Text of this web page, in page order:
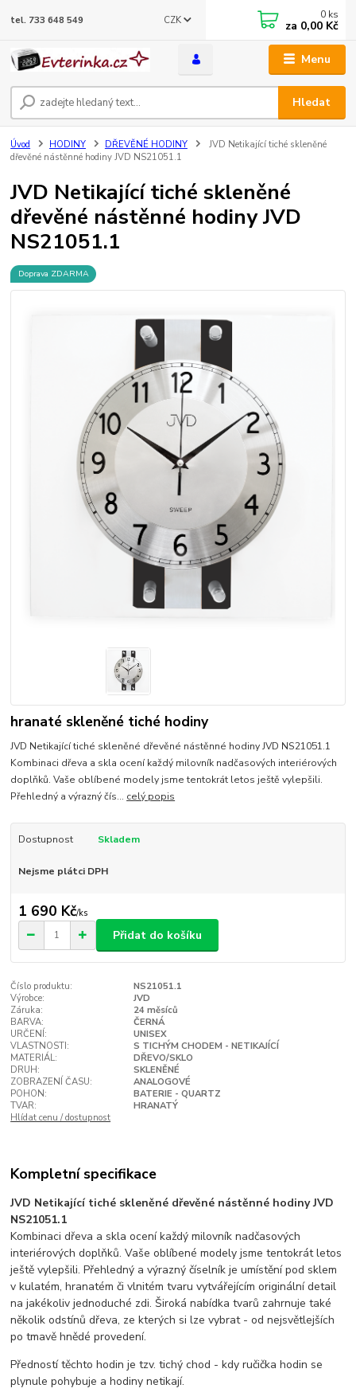
Menu
CZK
Hledat
tel. 733 648 549 0 ks
za 0,00 Kč
Úvod HODINY DŘEVĚNÉ HODINY
JVD Netikající tiché skleněné
dřevěné nástěnné hodiny JVD NS21051.1
JVD Netikající tiché skleněné
dřevěné nástěnné hodiny JVD
NS21051.1
Doprava ZDARMA
hranaté skleněné tiché hodiny
JVD Netikající tiché skleněné dřevěné nástěnné hodiny JVD NS21051.1
Kombinaci dřeva a skla ocení každý milovník nadčasových interiérových
doplňků. Vaše oblíbené modely jsme tentokrát letos ještě vylepšili.
Přehledný a výrazný čís... celý popis
Dostupnost Skladem
Nejsme plátci DPH
1 690 Kč/ks
Přidat do košíku
Číslo produktu:
NS21051.1
Výrobce:
JVD
Záruka:
24 měsíců
BARVA:
ČERNÁ
URČENÍ:
UNISEX
VLASTNOSTI:
S TICHÝM CHODEM - NETIKAJÍCÍ
MATERIÁL:
DŘEVO/SKLO
DRUH:
SKLENĚNÉ
ZOBRAZENÍ ČASU:
ANALOGOVÉ
POHON:
BATERIE - QUARTZ
TVAR:
HRANATÝ
Hlídat cenu / dostupnost
Kompletní specifikace
JVD Netikající tiché skleněné dřevěné nástěnné hodiny JVD
NS21051.1
Kombinaci dřeva a skla ocení každý milovník nadčasových
interiérových doplňků. Vaše oblíbené modely jsme tentokrát letos
ještě vylepšili. Přehledný a výrazný číselník je umístění pod sklem
v kulatém, hranatém či vlnitém tvaru vytvářejícím originální detail
na jakékoliv jednoduché zdi. Široká nabídka tvarů zahrnuje také
několik odstínů dřeva, ze kterých si lze vybrat - od nejsvětlejších
po tmavě hnědé provedení.
Předností těchto hodin je tzv. tichý chod - kdy ručička hodin se
plynule pohybuje a hodiny netikají.